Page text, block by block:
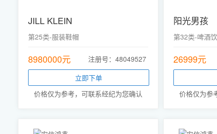
JILL KLEIN
第25类-服装鞋帽
8980000元
注册号：48049527
立即下单
价格仅为参考，可联系经纪为您确认
阳光男孩
第32类-啤酒
26999元
价格仅为参